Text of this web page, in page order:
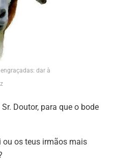
dar à
Doutor, para que o bode
ou os teus irmãos mais